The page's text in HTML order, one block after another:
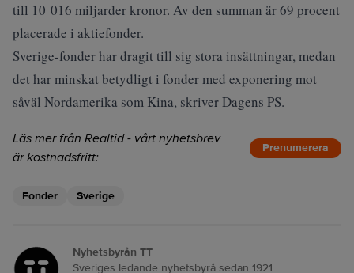
till 10 016 miljarder kronor. Av den summan är 69 procent
placerade i aktiefonder.
Sverige-fonder har dragit till sig stora insättningar, medan
det har minskat betydligt i fonder med exponering mot
såväl Nordamerika som Kina, skriverDagens PS.
Läs mer från Realtid - vårt nyhetsbrev
är kostnadsfritt:
Prenumerera
Fonder Sverige
Nyhetsbyrån TT
Sveriges ledande nyhetsbyrå sedan 1921